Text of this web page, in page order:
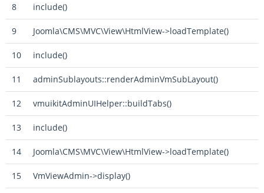
8 include()
9 Joomla\CMS\MVC\View\HtmlView->loadTemplate()
10 include()
11 adminSublayouts::renderAdminVmSubLayout()
12 vmuikitAdminUIHelper::buildTabs()
13 include()
14 Joomla\CMS\MVC\View\HtmlView->loadTemplate()
15 VmViewAdmin->display()